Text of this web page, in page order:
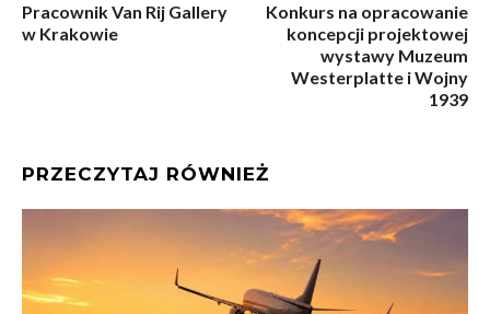
Pracownik Van Rij Gallery
w Krakowie
Konkurs na opracowanie
koncepcji projektowej
wystawy Muzeum
Westerplatte i Wojny
1939
PRZECZYTAJ RÓWNIEŻ